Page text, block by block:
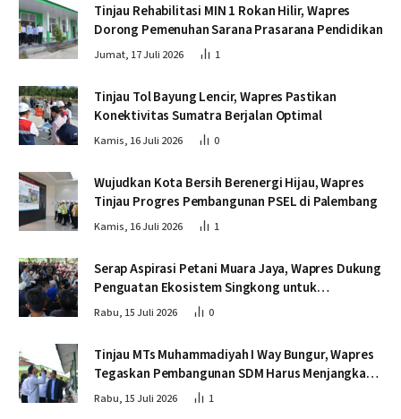
Tinjau Rehabilitasi MIN 1 Rokan Hilir, Wapres
Dorong Pemenuhan Sarana Prasarana Pendidikan
Jumat, 17 Juli 2026 1
Tinjau Tol Bayung Lencir, Wapres Pastikan
Konektivitas Sumatra Berjalan Optimal
Kamis, 16 Juli 2026 0
Wujudkan Kota Bersih Berenergi Hijau, Wapres
Tinjau Progres Pembangunan PSEL di Palembang
Kamis, 16 Juli 2026 1
Serap Aspirasi Petani Muara Jaya, Wapres Dukung
Penguatan Ekosistem Singkong untuk
Swasembada Pangan
Rabu, 15 Juli 2026 0
Tinjau MTs Muhammadiyah I Way Bungur, Wapres
Tegaskan Pembangunan SDM Harus Menjangkau
Seluruh Sekolah
Rabu, 15 Juli 2026 1